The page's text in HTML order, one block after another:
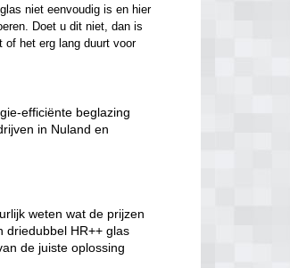
niet eenvoudig is en hier
Doet u dit niet, dan is
of het erg lang duurt voor
efficiënte beglazing
in Nuland en
weten wat de prijzen
driedubbel HR++ glas
de juiste oplossing